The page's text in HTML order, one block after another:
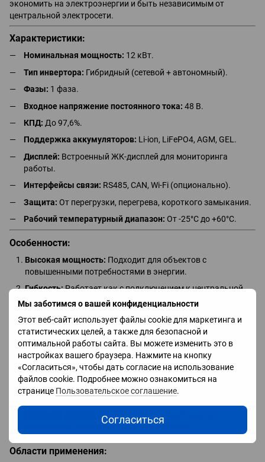
Мы заботимся о вашей конфиденциальности
Этот веб-сайт использует файлы cookie для маркетинга и
статистических целей, а также для безопасной и
оптимальной работы сайта. Вы можете изменить это в
настройках вашего браузера. Нажмите на кнопку
«Согласиться», чтобы дать согласие на использование
файлов cookie. Подробнее можно ознакомиться на
странице Пользовательское соглашение.
Согласиться
экономить на электроэнергии и быть независимым от
центральной электросети.
Характеристики:
Номинальная мощность: 12 кВт.
Тип инвертора: Гибридный (сетевой + автономный).
Фазы: 1 фаза.
Входное напряжение постоянного тока: 48 В.
КПД: До 97,6%.
Поддержка аккумуляторов: Li-ion, LiFePO4, AGM, GEL.
Дисплей: Встроенный ЖК-дисплей для мониторинга
работы.
Интерфейсы связи: RS485, CAN, Wi-Fi (опционально).
Защита: От перегрузки, перегрева, короткого замыкания.
Рабочий температурный диапазон: От -25°C до +60°C.
Особенности:
Высокая мощность: Подходит для объектов с
повышенными потребностями в энергии.
Гибкость:Работает как с подключением к центральной
сети, так и в автономном режиме.
Интеллектуальное управление:Автоматическое
регулирование заряда и разряда аккумуляторов.
Экономия:Снижает расходы на энергию за счёт
использования солнечных панелей и оптимизации
потребления.
Безопасность:
Надёжная система защиты для стабильной
работы.
Удобство управления:
Области применения: